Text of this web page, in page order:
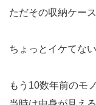
ただその収納ケー
ちょっとイケてな
もう10数年前のモ